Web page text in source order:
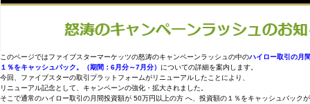
このページではファイブスターマーケッツの怒涛のキャンペーンラッシュの中のハイロー取引の月
１％をキャッシュバック。（期間：6月分～7月分） についての詳細を案内します。
今回、ファイブスターの取引プラットフォームがリニューアルしたことにより、
リニューアル記念として、キャンペーンの強化・拡大されました。
そこで通常のハイロー取引の月間投資額が 50万円以上の方 へ、投資額の１％をキャッシュバック